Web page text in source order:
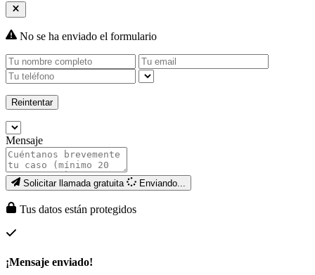
No se ha enviado el formulario
Reintentar
Mensaje
Solicitar llamada gratuita Enviando...
Tus datos están protegidos
¡Mensaje enviado!